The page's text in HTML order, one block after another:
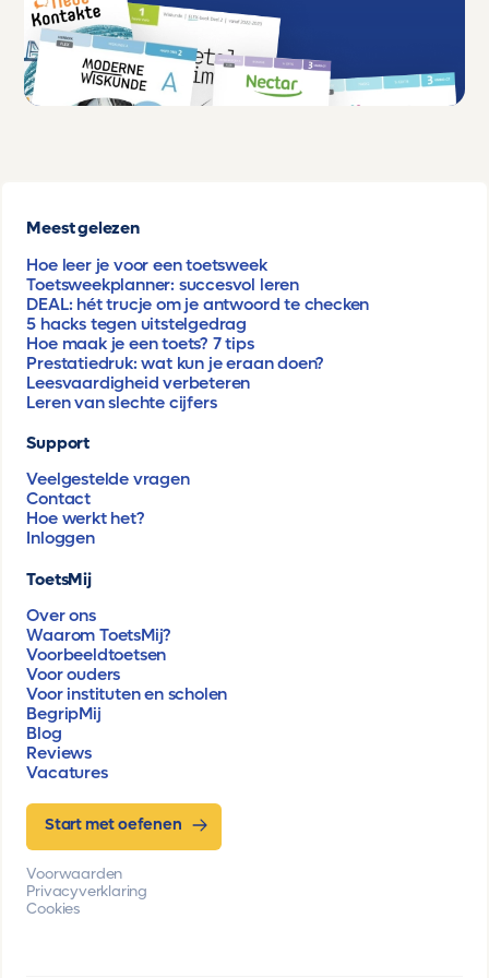
Meest gelezen
Hoe leer je voor een toetsweek
Toetsweekplanner: succesvol leren
DEAL: hét trucje om je antwoord te checken
5 hacks tegen uitstelgedrag
Hoe maak je een toets? 7 tips
Prestatiedruk: wat kun je eraan doen?
Leesvaardigheid verbeteren
Leren van slechte cijfers
Support
Veelgestelde vragen
Contact
Hoe werkt het?
Inloggen
ToetsMij
Over ons
Waarom ToetsMij?
Voorbeeldtoetsen
Voor ouders
Voor instituten en scholen
BegripMij
Blog
Reviews
Vacatures
Start met oefenen
Voorwaarden
Privacyverklaring
Cookies